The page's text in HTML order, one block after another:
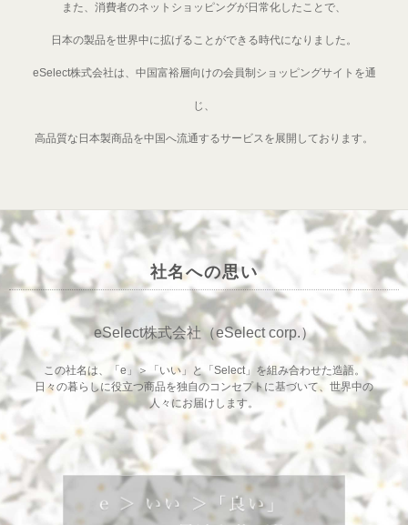
また、消費者のネットショッピングが日常化したことで、
日本の製品を世界中に拡げることができる時代になりました。
eSelect株式会社は、中国富裕層向けの会員制ショッピングサイトを通
じ、
高品質な日本製商品を中国へ流通するサービスを展開しております。
社名への思い
eSelect株式会社（eSelect corp.）
この社名は、「e」＞「いい」と「Select」を組み合わせた造語。
日々の暮らしに役立つ商品を独自のコンセプトに基づいて、世界中の
人々にお届けします。